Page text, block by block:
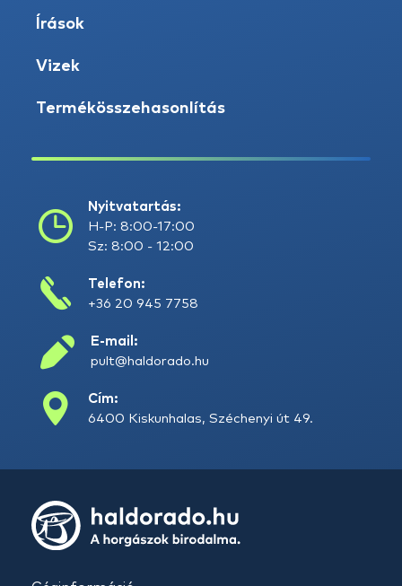
Írások
Vizek
Termékösszehasonlítás
Nyitvatartás:
H-P: 8:00-17:00
Sz: 8:00 - 12:00
Telefon:
+36 20 945 7758
E-mail:
pult@haldorado.hu
Cím:
6400 Kiskunhalas, Széchenyi út 49.